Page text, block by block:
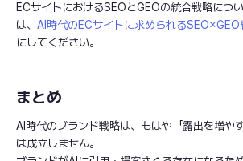
ECサイトにおけるSEOとGEOの統合戦略につ
は、 AI時代のECサイトに求められるSEO×GEO
にしてください。
まとめ
AI時代のブランド戦略は、もはや「露出を増や
は成立しません。